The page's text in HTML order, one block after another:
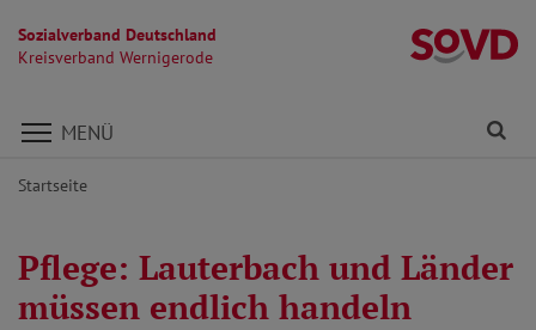
Sozialverband Deutschland
Kreisverband Wernigerode
Direkt zu den Inhalten springen
MENÜ
Startseite
Pflege: Lauterbach und Länder
müssen endlich handeln